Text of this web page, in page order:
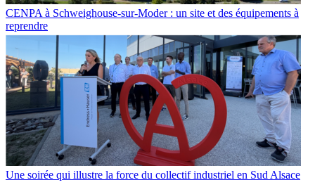
CENPA à Schweighouse-sur-Moder : un site et des équipements à
reprendre
Une soirée qui illustre la force du collectif industriel en Sud Alsace